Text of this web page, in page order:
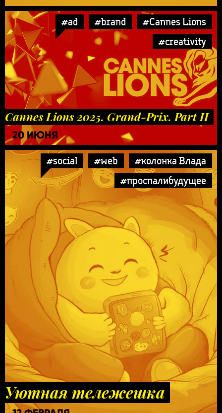
#ad #brand
#Cannes Lions
#creativity
Cannes Lions 2025. Grand-Prix. Part II
20 ИЮНЯ
#social #web
#колонка Влада
#проспалибудущее
Уютная тележешка